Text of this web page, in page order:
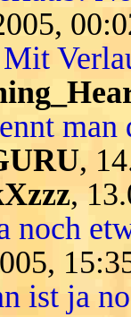
man
,
,
noch
ist ja